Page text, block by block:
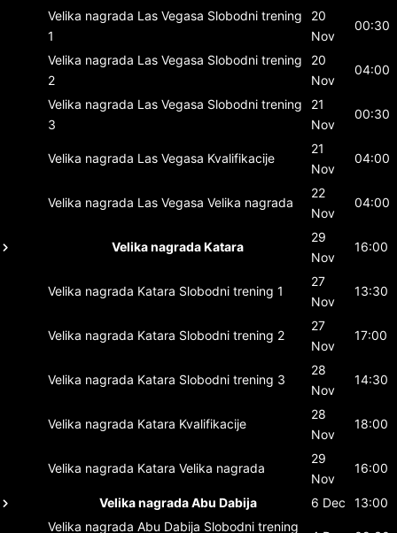
Velika nagrada Las Vegasa Slobodni trening
1
20
Nov
00:30
Velika nagrada Las Vegasa Slobodni trening
2
20
Nov
04:00
Velika nagrada Las Vegasa Slobodni trening
3
21
Nov
00:30
Velika nagrada Las Vegasa Kvalifikacije
21
Nov
04:00
Velika nagrada Las Vegasa Velika nagrada
22
Nov
04:00
Velika nagrada Katara
29
Nov
16:00
Velika nagrada Katara Slobodni trening 1
27
Nov
13:30
Velika nagrada Katara Slobodni trening 2
27
Nov
17:00
Velika nagrada Katara Slobodni trening 3
28
Nov
14:30
Velika nagrada Katara Kvalifikacije
28
Nov
18:00
Velika nagrada Katara Velika nagrada
29
Nov
16:00
Velika nagrada Abu Dabija 6 Dec
13:00
Velika nagrada Abu Dabija Slobodni trening